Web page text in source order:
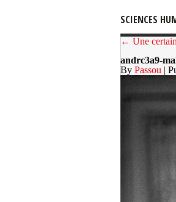
SCIENCES
← Une
andrc3a9-
By Passou |